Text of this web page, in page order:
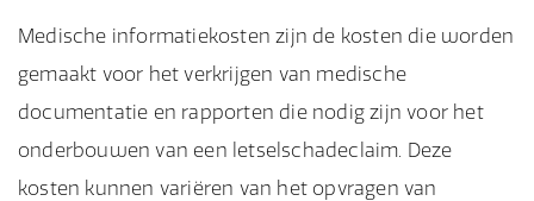
Medische informatiekosten zijn de kosten die worden
gemaakt voor het verkrijgen van medische
documentatie en rapporten die nodig zijn voor het
onderbouwen van een letselschadeclaim. Deze
kosten kunnen variëren van het opvragen van